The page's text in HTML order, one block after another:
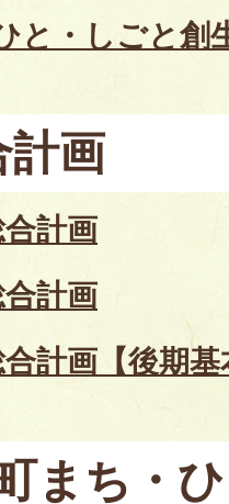
と・しごと創
計画
計画
計画
計画【後期基
まち・